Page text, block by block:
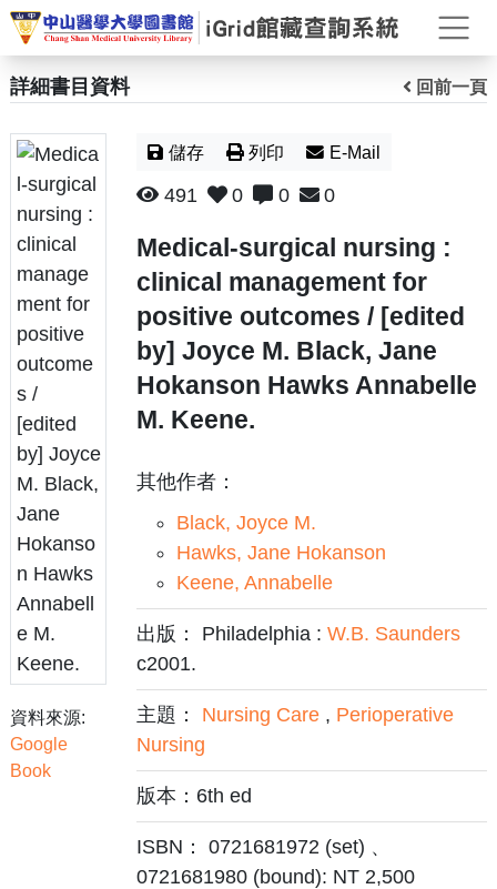
打
詳細書目資料 回前一頁
資料來源:
Google
Book
儲存 列印 E-Mail
491 0 0 0
Medical-surgical nursing :
clinical management for
positive outcomes / [edited
by] Joyce M. Black, Jane
Hokanson Hawks Annabelle
M. Keene.
其他作者：
Black, Joyce M.
Hawks, Jane Hokanson
Keene, Annabelle
出版： Philadelphia :W.B. Saunders
c2001.
主題： Nursing Care , Perioperative
Nursing
版本：6th ed
ISBN： 0721681972 (set) 、
0721681980 (bound): NT 2,500